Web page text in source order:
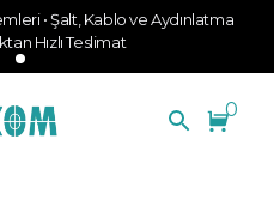
• Şalt, Kablo ve Aydınlatma
Hızlı Teslimat
0